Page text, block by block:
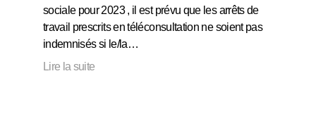
sociale pour 2023 , il est prévu que les arrêts de
travail prescrits en téléconsultation ne soient pas
indemnisés si le/la…
Lire la suite